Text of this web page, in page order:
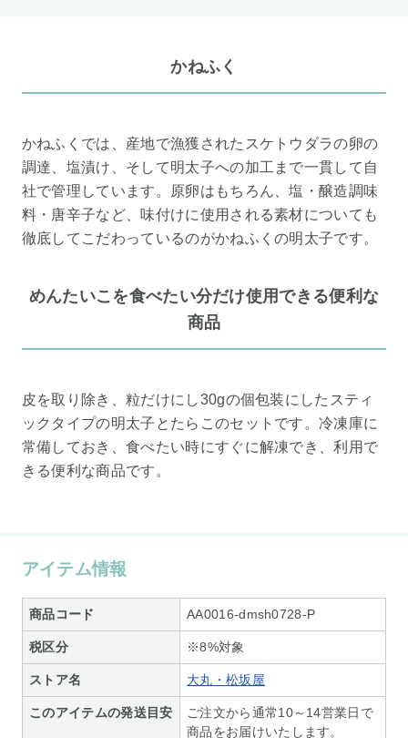
かねふく
かねふくでは、産地で漁獲されたスケトウダラの卵の
調達、塩漬け、そして明太子への加工まで一貫して自
社で管理しています。原卵はもちろん、塩・醸造調味
料・唐辛子など、味付けに使用される素材についても
徹底してこだわっているのがかねふくの明太子です。
めんたいこを食べたい分だけ使用できる便利な
商品
皮を取り除き、粒だけにし30gの個包装にしたスティ
ックタイプの明太子とたらこのセットです。冷凍庫に
常備しておき、食べたい時にすぐに解凍でき、利用で
きる便利な商品です。
アイテム情報
商品コード AA0016-dmsh0728-P
税区分 ※8%対象
ストア名 大丸・松坂屋
このアイテムの発送目安
ご注文から通常10～14営業日で
商品をお届けいたします。